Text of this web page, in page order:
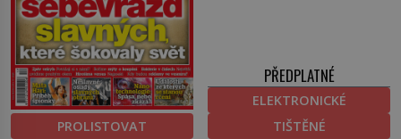
PROLISTOVAT
PŘEDPLATNÉ
ELEKTRONICKÉ
TIŠTĚNÉ